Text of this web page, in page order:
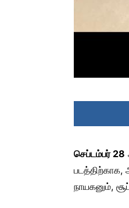
செப்டம்பர் 28
படத்திற்காக,
நாயகனும்,